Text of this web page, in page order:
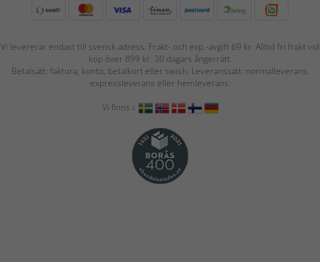
Vi levererar endast till svensk adress. Frakt- och exp.-avgift 69 kr. Alltid fri frakt vid
köp över 899 kr. 30 dagars ångerrätt.
Betalsätt: faktura, konto, betalkort eller swish. Leveranssätt: normalleverans,
expressleverans eller hemleverans.
Vi finns i: